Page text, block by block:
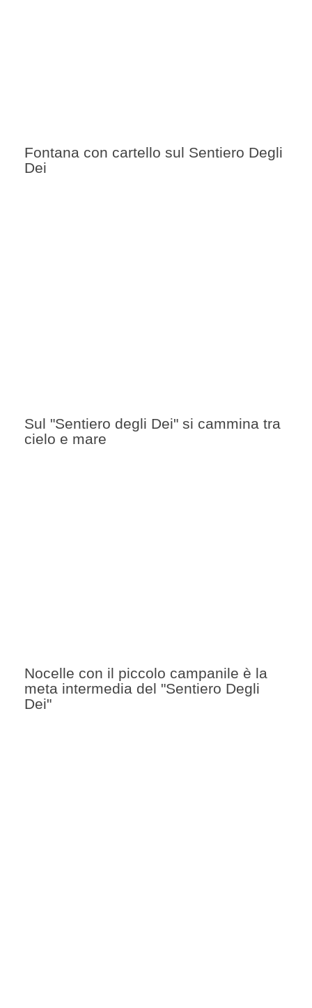
Fontana con cartello sul Sentiero Degli
Dei
Sul "Sentiero degli Dei" si cammina tra
cielo e mare
Nocelle con il piccolo campanile è la
meta intermedia del "Sentiero Degli
Dei"